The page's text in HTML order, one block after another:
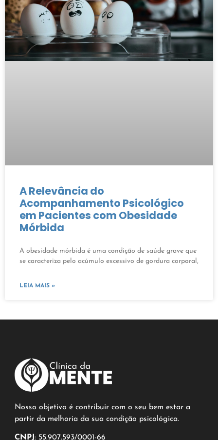
A Relevância do
Acompanhamento Psicológico
em Pacientes com Obesidade
Mórbida
A obesidade mórbida é uma condição de saúde grave que
se caracteriza pelo acúmulo excessivo de gordura corporal,
LEIA MAIS »
Nosso objetivo é contribuir com o seu bem estar a
partir da melhoria da sua condição psicológica.
CNPJ: 55.907.593/0001-66